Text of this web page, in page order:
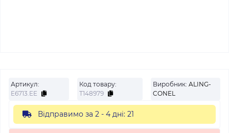
Артикул:
E6713.EE
Код товару:
Т148979
Виробник: ALING-
CONEL
Відправимо за 2 - 4 дні: 21